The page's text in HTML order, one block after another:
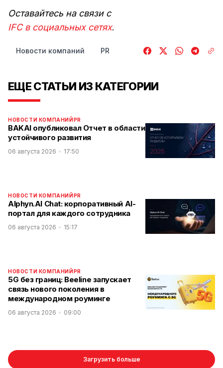
Оставайтесь на связи с
IFC в социальных сетях.
Новости компаний PR
ЕЩЕ СТАТЬИ ИЗ КАТЕГОРИИ
НОВОСТИ КОМПАНИЙ PR
BAKAI опубликовал Отчет в области
устойчивого развития
06 августа 2026 17:50
НОВОСТИ КОМПАНИЙ PR
Alphyn.AI Chat: корпоративный AI-
портал для каждого сотрудника
06 августа 2026 15:17
НОВОСТИ КОМПАНИЙ PR
5G без границ: Beeline запускает
связь нового поколения в
международном роуминге
06 августа 2026 09:00
Загрузить больше